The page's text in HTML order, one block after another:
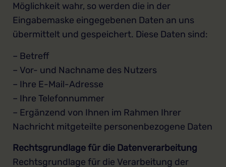
Möglichkeit wahr, so werden die in der
Eingabemaske eingegebenen Daten an uns
übermittelt und gespeichert. Diese Daten sind:
– Betreff
– Vor- und Nachname des Nutzers
– Ihre E-Mail-Adresse
– Ihre Telefonnummer
– Ergänzend von Ihnen im Rahmen Ihrer
Nachricht mitgeteilte personenbezogene Daten
Rechtsgrundlage für die Datenverarbeitung
Rechtsgrundlage für die Verarbeitung der